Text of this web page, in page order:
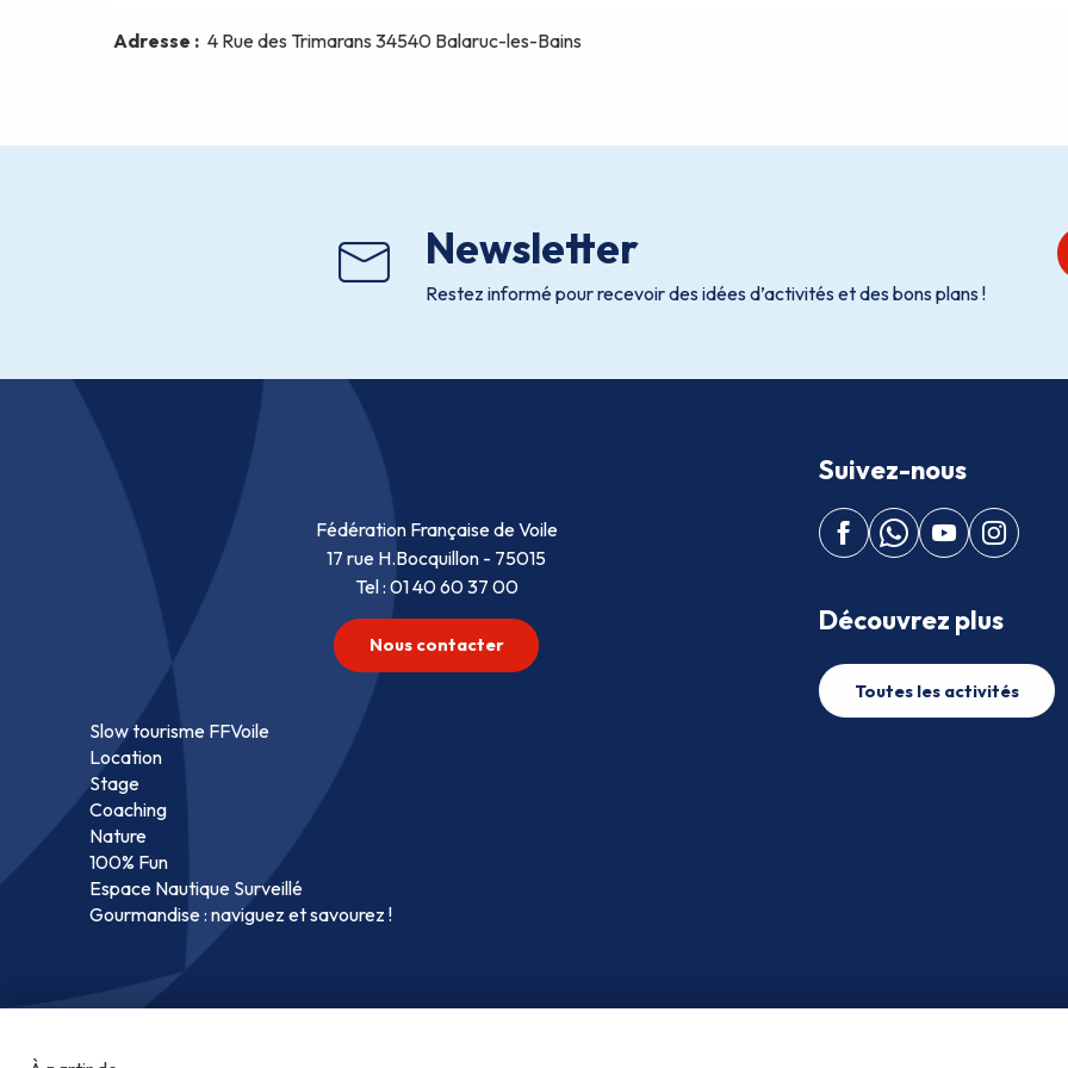
Newsletter
Restez informé pour recevoir des idées d’activités et des bons plans !
Fédération Française de Voile
17 rue H.Bocquillon - 75015
Tel : 01 40 60 37 00
Nous contacter
Suivez-nous
Découvrez plus
Toutes les activités
Slow tourisme FFVoile
Location
Stage
Coaching
Nature
100% Fun
Espace Nautique Surveillé
Gourmandise : naviguez et savourez !